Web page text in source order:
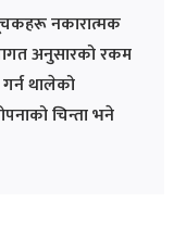
सूचकहरू नकारात्मक
अनुसारको रकम
थालेको
चिन्ता भने